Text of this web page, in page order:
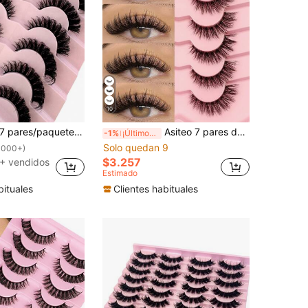
7 pares/paquete Pestañas postizas rusas con rizo DD, densas y rizadas, crean efecto de maquillaje de ojos de gato, pestañas postizas densas 8D delicadas, realzan el contorno del ojo, alargan y engrosecen la línea de las pestañas, logran un aspecto de maquillaje refinado.
vendidos
10
-1% ¡Últimos 2 días
Asiteo 7 pares de pestañas postizas naturales y esponjosas, pestañas postizas suaves y gruesas, pestañas de maquillaje extensoras, reutilizables
Solo quedan 9
$3.257
Estimado
Clientes habituales